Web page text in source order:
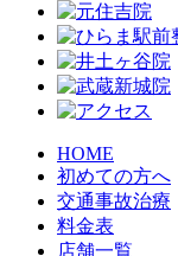
HOME
初めての方へ
交通事故治療
料金表
店舗一覧